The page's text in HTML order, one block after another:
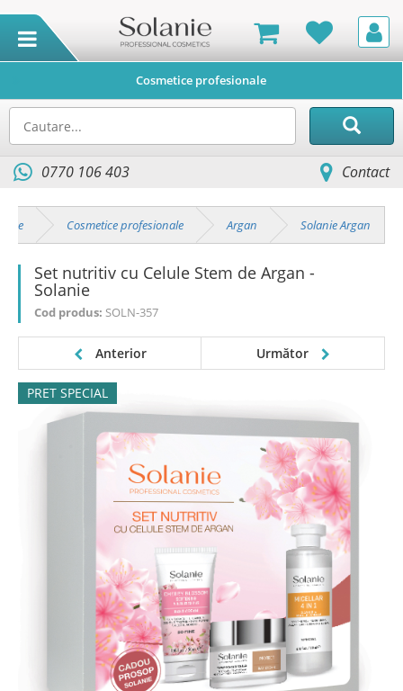
Cosmetice profesionale
0770 106 403 Contact
Cosmetice profesionale Argan Solanie Argan
Set nutritiv cu Celule Stem de Argan -
Solanie
Cod produs: SOLN-357
Anterior Următor
PRET SPECIAL